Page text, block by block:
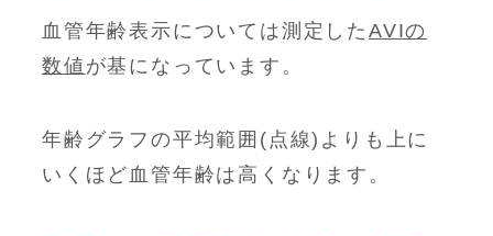
血管年齢表示については測定したAVIの
数値 が基になっています。
年齢グラフの平均範囲(点線)よりも上に
いくほど血管年齢は高くなります。